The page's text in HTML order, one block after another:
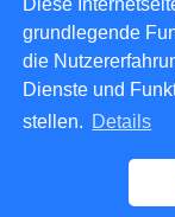
Diese
grundlegende
die
Dienste und
stellen. Details